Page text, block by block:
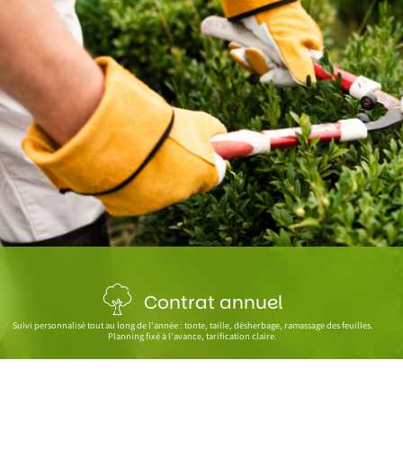
Contrat annuel
Suivi personnalisé tout au long de l'année : tonte, taille, désherbage, ramassage des feuilles.
Planning fixé à l'avance, tarification claire.